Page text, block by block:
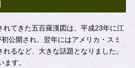
れてきた五百羅漢図は、平成23年に江
公開され、翌年にはアメリカ・スミ
るなど、大きな話題となりました。
す。